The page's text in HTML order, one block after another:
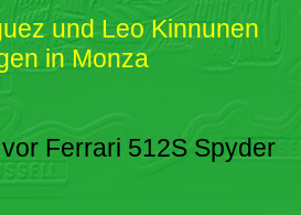
und Leo Kinnunen
in Monza
Ferrari 512S Spyder